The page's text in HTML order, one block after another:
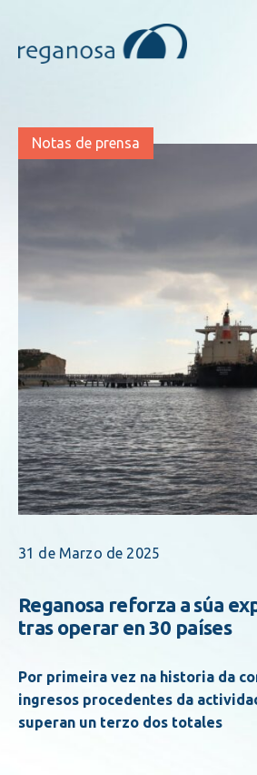
Notas de prensa
31 de Marzo de 2025
Reganosa reforza a súa
tras operar en 30 países
Por primeira vez na historia da
ingresos procedentes da
superan un terzo dos totales